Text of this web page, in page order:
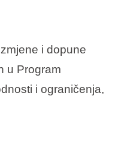
i dopune
u Program
i ograničenja,